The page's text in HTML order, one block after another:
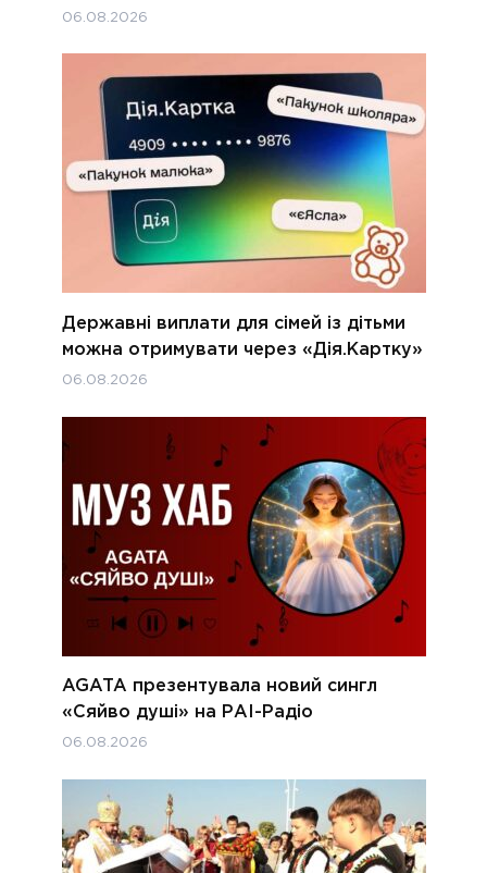
06.08.2026
Державні виплати для сімей із дітьми
можна отримувати через «Дія.Картку»
06.08.2026
AGATA презентувала новий сингл
«Сяйво душі» на РАІ-Радіо
06.08.2026